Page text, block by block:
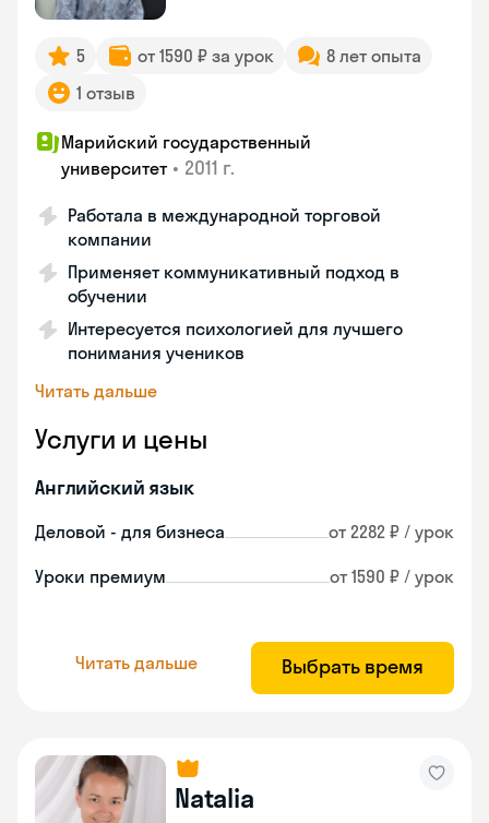
5 от 1590 ₽ за урок
8 лет опыта
1 отзыв
Марийский государственный
университет • 2011 г.
Работала в международной торговой
компании
Применяет коммуникативный подход в
обучении
Интересуется психологией для лучшего
понимания учеников
Читать дальше
Услуги и цены
Английский язык
Деловой - для бизнеса от 2282 ₽ / урок
Уроки премиум от 1590 ₽ / урок
Читать дальше Выбрать время
Natalia